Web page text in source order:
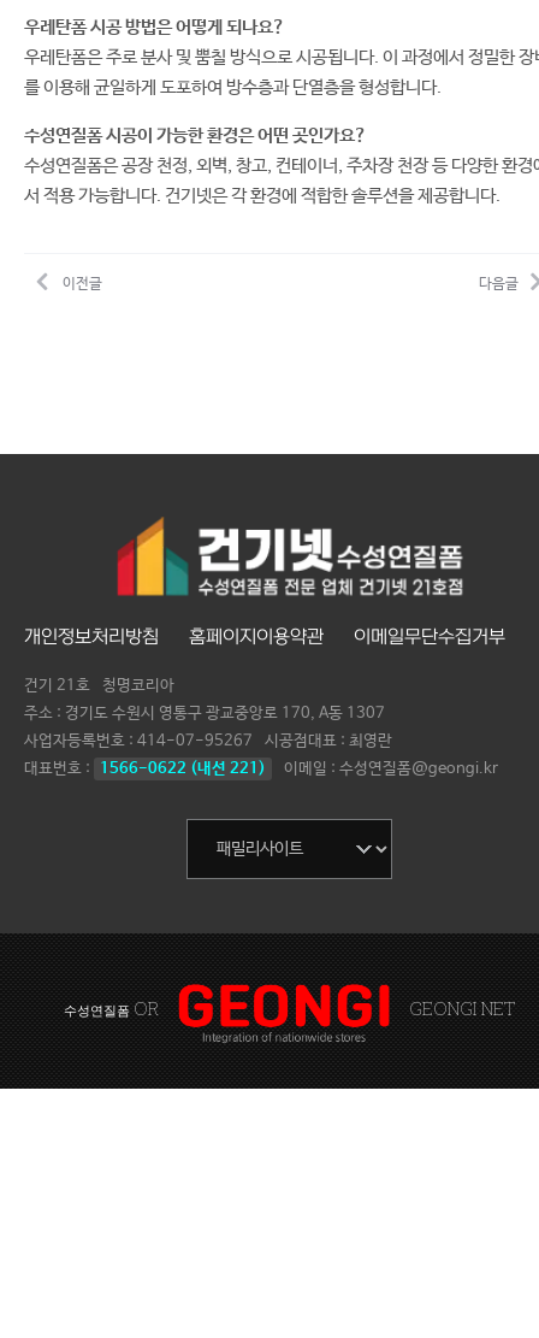
우레탄폼 시공 방법은 어떻게 되나요?
우레탄폼은 주로 분사 및 뿜칠 방식으로 시공됩니다. 이 과정에서 정밀한 장
를 이용해 균일하게 도포하여 방수층과 단열층을 형성합니다.
수성연질폼 시공이 가능한 환경은 어떤 곳인가요?
수성연질폼은 공장 천정, 외벽, 창고, 컨테이너, 주차장 천장 등 다양한 환경
서 적용 가능합니다. 건기넷은 각 환경에 적합한 솔루션을 제공합니다.
이전글 다음글
개인정보처리방침 홈페이지이용약관 이메일무단수집거부
건기 21호
청명코리아
주소 : 경기도 수원시 영통구 광교중앙로 170, A동 1307
사업자등록번호 : 414-07-95267 시공점대표 : 최영란
대표번호 :
1566-0622 (내선 221) 이메일 : 수성연질폼@geongi.kr
수성연질폼 OR GEONGI NET